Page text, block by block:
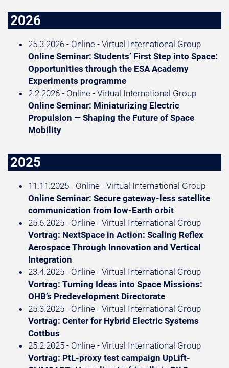
2026
25.3.2026 - Online - Virtual International Group
Online Seminar: Students’ First Step into Space:
Opportunities through the ESA Academy
Experiments programme
2.2.2026 - Online - Virtual International Group
Online Seminar: Miniaturizing Electric
Propulsion — Shaping the Future of Space
Mobility
2025
11.11.2025 - Online - Virtual International Group
Online Seminar: Secure gateway-less satellite
communication from low-Earth orbit
25.6.2025 - Online - Virtual International Group
Vortrag: NextSpace in Action: Scaling Reflex
Aerospace Through Innovation and Vertical
Integration
23.4.2025 - Online - Virtual International Group
Vortrag: Turning Ideas into Space Missions:
OHB’s Predevelopment Directorate
25.3.2025 - Online - Virtual International Group
Vortrag: Center for Hybrid Electric Systems
Cottbus
25.2.2025 - Online - Virtual International Group
Vortrag: PtL-proxy test campaign UpLift-